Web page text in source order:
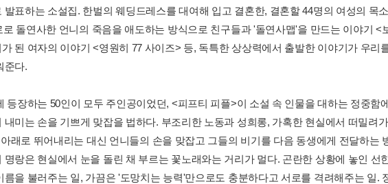
발표하는 소설집. 한벌의 웨딩드레스를 대여해 입고 결혼한, 결혼할 44명의 여성의 목
로 돌연사한 언니의 죽음을 애도하는 방식으로 친구들과 '돌연사맵'을 만드는 이야기 <
된 여자의 이야기 <영원히 77 사이즈> 등, 독특한 상상력에서 출발한 이야기가 우리
준다.
등장하는 50인이 모두 주인공이었던, <피프티 피플>이 소설 속 인물을 대하는 정중함
내미는 손을 기쁘게 맞잡을 법하다. 부조리한 노동과 성희롱, 가혹한 현실에서 떠밀려
래로 뛰어내리는 대신 언니들의 손을 맞잡고 그들의 비기를 다음 동생에게 전달하는
명랑은 현실에서 눈을 돌린 채 부르는 꽃노래와는 거리가 멀다. 곤란한 상황에 놓인 선
름을 불러주는 일, 가끔은 '도망치는 능력'만으로도 충분하다고 서로를 격려해주는 일.